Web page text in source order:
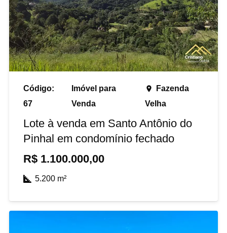
Código:
67
Imóvel para
Venda
place
Fazenda
Velha
Lote à venda em Santo Antônio do
Pinhal em condomínio fechado
R$ 1.100.000,00
5.200m²